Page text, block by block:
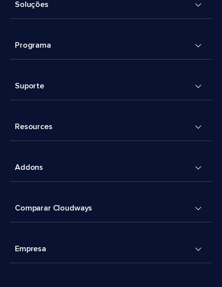
Soluções
Programa
Suporte
Resources
Addons
Comparar Cloudways
Empresa